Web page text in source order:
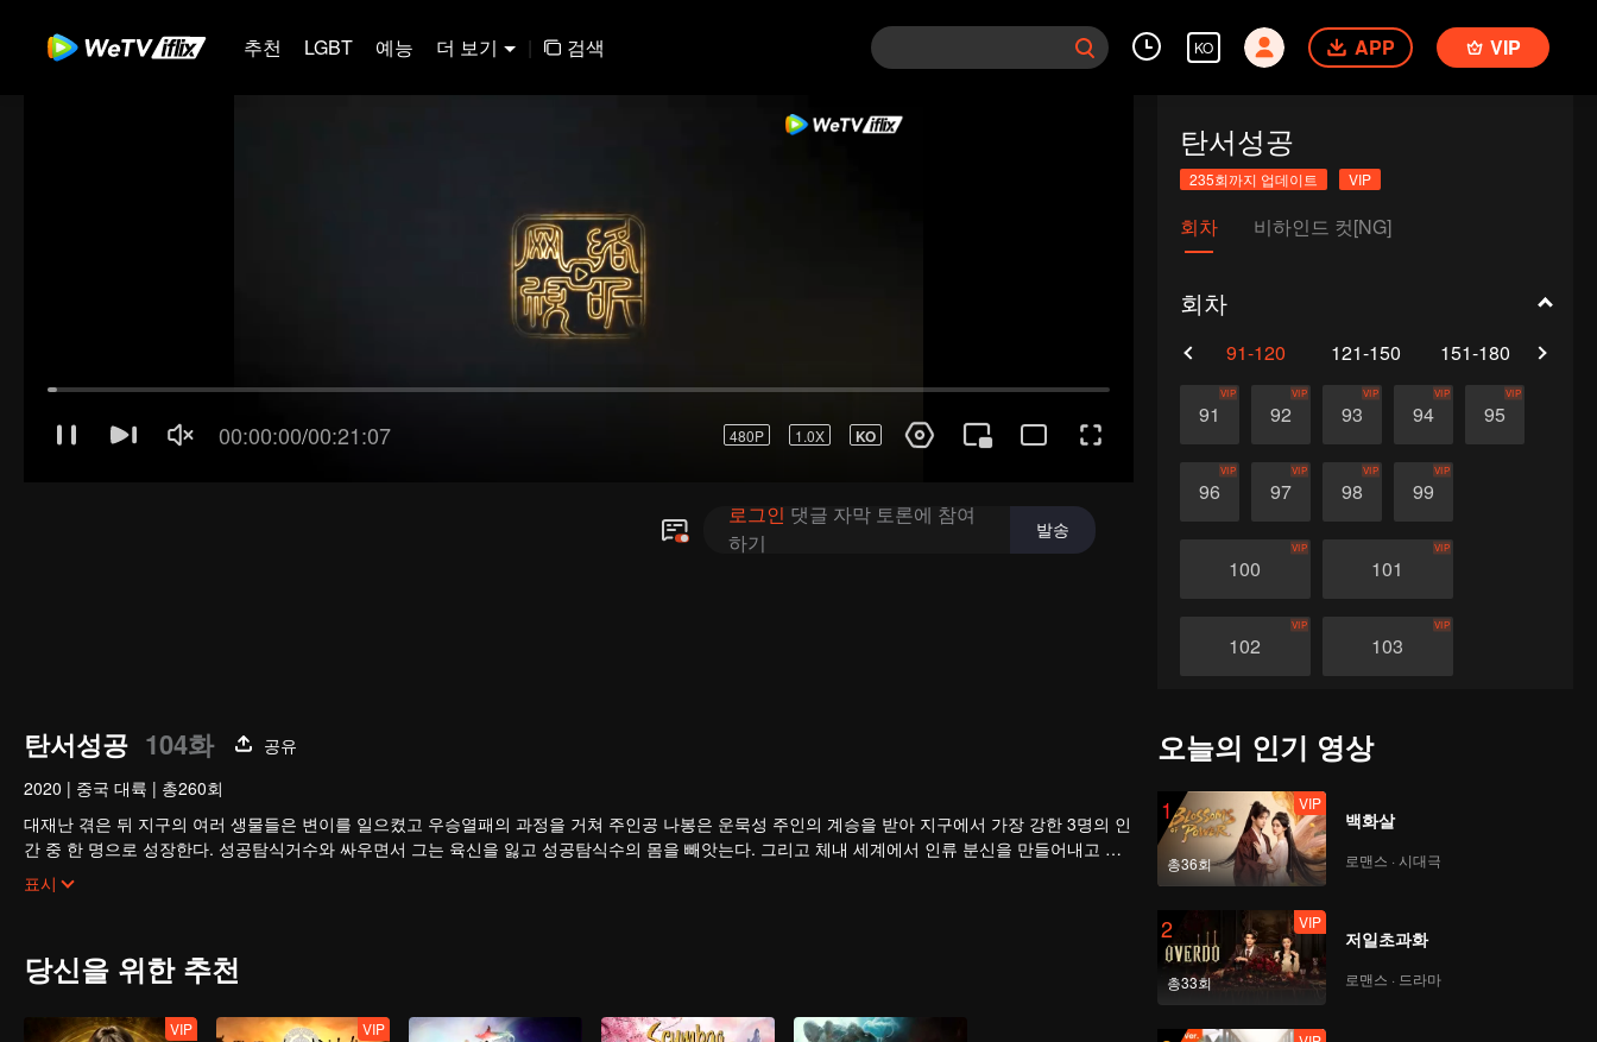
추천 LGBT 예능 더 보기 | 검색 KO APP VIP
탄서성공
235회까지 업데이트 VIP
회차 비하인드 컷[NG]
회차
91-120 121-150 151-180
91
VIP
92
VIP
93
VIP
94
VIP
95
VIP
96
VIP
97
VIP
98
VIP
99
VIP
100
VIP
101
VIP
102
VIP
103
VIP
106
108
VIP
109
VIP
110
VIP
111
112
탄서성공 104화
공유
2020 | 중국 대륙 | 총260회
대재난 겪은 뒤 지구의 여러 생물들은 변이를 일으켰고 우승열패의 과정을 거쳐 주인공 나봉은 운묵성 주인의 계승을 받아 지구에서 가장 강한 3명의 인
간 중 한 명으로 성장한다. 성공탐식거수와 싸우면서 그는 육신을 잃고 성공탐식수의 몸을 빼앗는다. 그리고 체내 세계에서 인류 분신을 만들어내고 지
구를 벗어나 우주로 발을 내딛기 시작한다.
표시
당신을 위한 추천
VIP VIP
오늘의 인기 영상
1
총36회
VIP
백화살
로맨스 · 시대극
2
총33회
VIP
저일초과화
로맨스 · 드라마